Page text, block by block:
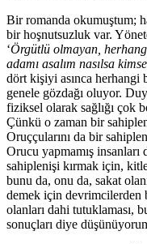
Bir romanda okumuştum;
bir hoşnutsuzluk var.
‘Örgütlü olmayan,
adamı asalım nasılsa
dört kişiyi asınca
genele gözdağı oluyor.
fiziksel olarak sağlığı çok
Çünkü o zaman bir
Oruççularını da bir
Orucu yapmamış
sahiplenişi kırmak için,
bunu da, onu da, sakat
demek için devrimcilerden
olanları dahi tutuklaması,
sonuçları diye